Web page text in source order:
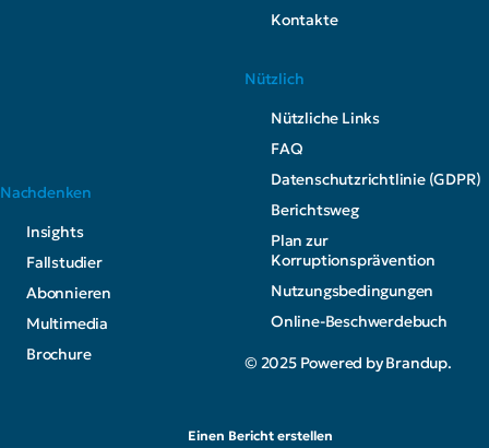
Kontakte
Nachdenken
Insights
Fallstudier
Abonnieren
Multimedia
Brochure
Nützlich
Nützliche Links
FAQ
Datenschutzrichtlinie (GDPR)
Berichtsweg
Plan zur
Korruptionsprävention
Nutzungsbedingungen
Online-Beschwerdebuch
© 2025 Powered by Brandup.
Einen Bericht erstellen